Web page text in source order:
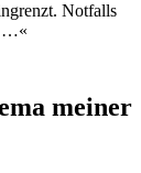
Notfalls
…«
meiner